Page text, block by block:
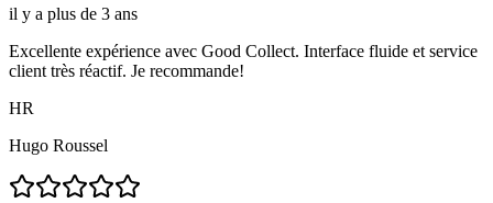
il y a plus de 3 ans
Excellente expérience avec Good Collect. Interface fluide et service
client très réactif. Je recommande!
HR
Hugo Roussel